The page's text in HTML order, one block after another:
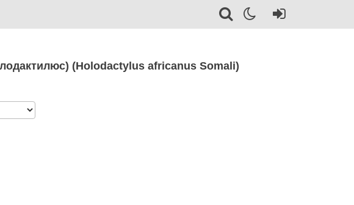
(Holodactylus africanus Somali)